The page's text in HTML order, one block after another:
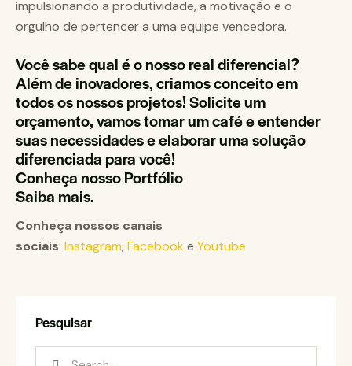
Você sabe qual é o nosso real diferencial?
Além de inovadores, criamos conceito em
todos os nossos projetos! Solicite um
orçamento, vamos tomar um café e entender
suas necessidades e elaborar uma solução
diferenciada para você!
Conheça nosso Portfólio
Saiba mais.
Conheça nossos canais
sociais: Instagram, Facebooke Youtube
Pesquisar